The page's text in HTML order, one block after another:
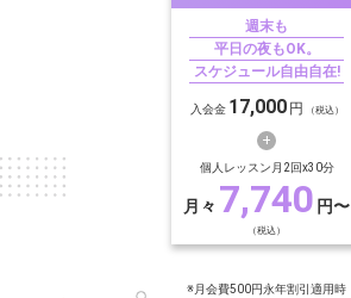
週末も
平日の夜もOK。
スケジュール自由自在!
入会金 17,000 円 （税込）
個人レッスン月2回x30分
月々 7,740 円〜
（税込）
※月会費500円永年割引適用時